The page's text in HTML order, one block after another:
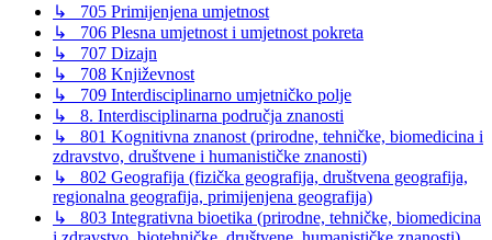
↳ 705 Primijenjena umjetnost
↳ 706 Plesna umjetnost i umjetnost pokreta
↳ 707 Dizajn
↳ 708 Književnost
↳ 709 Interdisciplinarno umjetničko polje
↳ 8. Interdisciplinarna područja znanosti
↳ 801 Kognitivna znanost (prirodne, tehničke, biomedicina i
zdravstvo, društvene i humanističke znanosti)
↳ 802 Geografija (fizička geografija, društvena geografija,
regionalna geografija, primijenjena geografija)
↳ 803 Integrativna bioetika (prirodne, tehničke, biomedicina